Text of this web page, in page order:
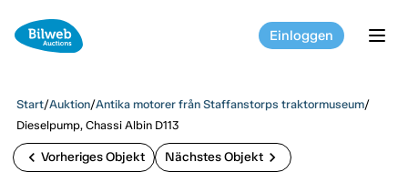
Einloggen
Start/Auktion/Antika motorer från Staffanstorps traktormuseum/
Dieselpump, Chassi Albin D113
chevron_left Vorheriges Objekt Nächstes Objekt chevron_right